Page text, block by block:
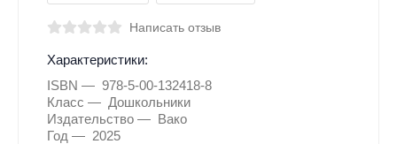
Написать отзыв
Характеристики:
ISBN
978-5-00-132418-8
Класс
Дошкольники
Издательство
Вако
Год
2025